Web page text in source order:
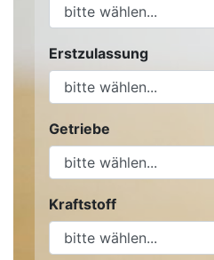
Erstzulassung
Getriebe
Kraftstoff